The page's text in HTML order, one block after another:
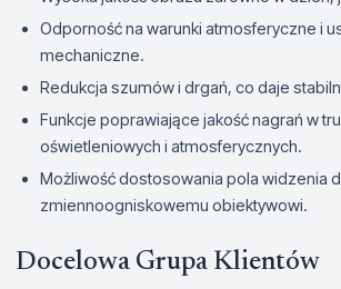
Odporność na warunki atmosferyczne i
mechaniczne.
Redukcja szumów i drgań, co daje
Funkcje poprawiające jakość nagrań w
oświetleniowych i atmosferycznych.
Możliwość dostosowania pola widzenia
zmiennoogniskowemu obiektywowi.
Docelowa Grupa Klientów